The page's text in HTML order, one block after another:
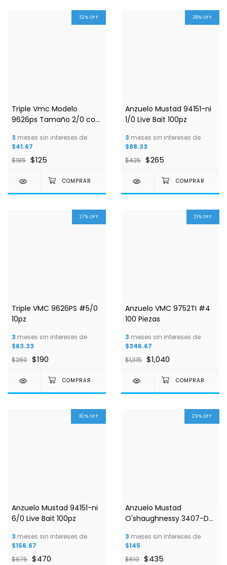
32% OFF
Triple Vmc Modelo
9626ps Tamaño 2/0 con
3 meses sin intereses de
$41.67
$185 $125
38% OFF
Anzuelo Mustad 94151-ni
1/0 Live Bait 100pz
3 meses sin intereses de
$88.33
$425 $265
27% OFF
Triple VMC 9626PS #5/0
10pz
3 meses sin intereses de
$63.33
$260 $190
21 % OFF
Anzuelo VMC 9752TI #4
100 Piezas
3 meses sin intereses de
$346.67
$1,315 $1,040
30% OFF
Anzuelo Mustad 94151-ni
6/0 Live Bait 100pz
3 meses sin intereses de
$156.67
$675 $470
29% OFF
Anzuelo Mustad
O'shaughnessy 3407-DT
3 meses sin intereses de
$145
$610 $435